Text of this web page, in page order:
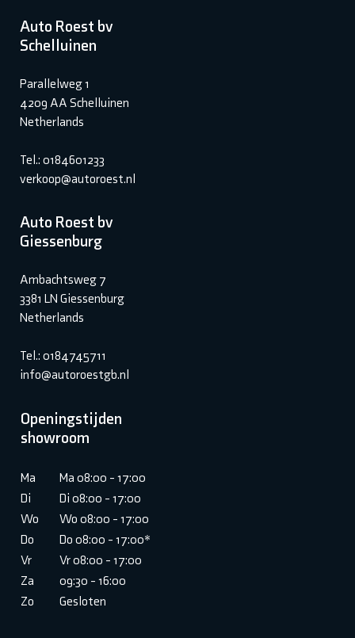
Auto Roest bv
Schelluinen
Parallelweg 1
4209 AA Schelluinen
Netherlands
Tel.: 0184601233
verkoop@autoroest.nl
Auto Roest bv
Giessenburg
Ambachtsweg 7
3381 LN Giessenburg
Netherlands
Tel.: 0184745711
info@autoroestgb.nl
Openingstijden
showroom
Ma
Ma 08:00 - 17:00
Di
Di 08:00 - 17:00
Wo
Wo 08:00 - 17:00
Do
Do 08:00 - 17:00*
Vr
Vr 08:00 - 17:00
Za
09:30 - 16:00
Zo
Gesloten